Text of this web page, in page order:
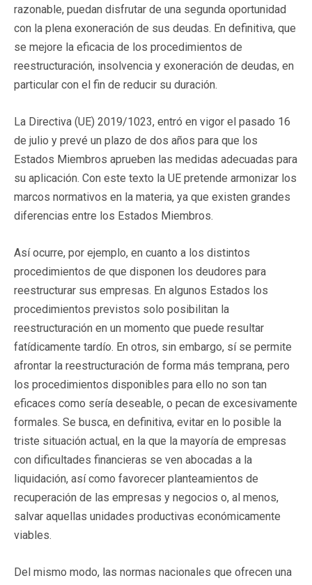
razonable, puedan disfrutar de una segunda oportunidad
con la plena exoneración de sus deudas. En definitiva, que
se mejore la eficacia de los procedimientos de
reestructuración, insolvencia y exoneración de deudas, en
particular con el fin de reducir su duración.
La Directiva (UE) 2019/1023, entró en vigor el pasado 16
de julio y prevé un plazo de dos años para que los
Estados Miembros aprueben las medidas adecuadas para
su aplicación. Con este texto la UE pretende armonizar los
marcos normativos en la materia, ya que existen grandes
diferencias entre los Estados Miembros.
Así ocurre, por ejemplo, en cuanto a los distintos
procedimientos de que disponen los deudores para
reestructurar sus empresas. En algunos Estados los
procedimientos previstos solo posibilitan la
reestructuración en un momento que puede resultar
fatídicamente tardío. En otros, sin embargo, sí se permite
afrontar la reestructuración de forma más temprana, pero
los procedimientos disponibles para ello no son tan
eficaces como sería deseable, o pecan de excesivamente
formales. Se busca, en definitiva, evitar en lo posible la
triste situación actual, en la que la mayoría de empresas
con dificultades financieras se ven abocadas a la
liquidación, así como favorecer planteamientos de
recuperación de las empresas y negocios o, al menos,
salvar aquellas unidades productivas económicamente
viables.
Del mismo modo, las normas nacionales que ofrecen una